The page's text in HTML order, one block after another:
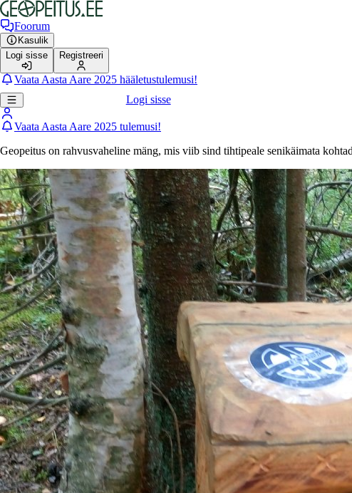
Foorum
Kasulik
Logi sisse
Registreeri
Vaata Aasta Aare 2025 hääletustulemusi!
Logi sisse
Vaata Aasta Aare 2025 tulemusi!
Geopeitus on rahvusvaheline mäng, mis viib sind tihtipeale senikäimata